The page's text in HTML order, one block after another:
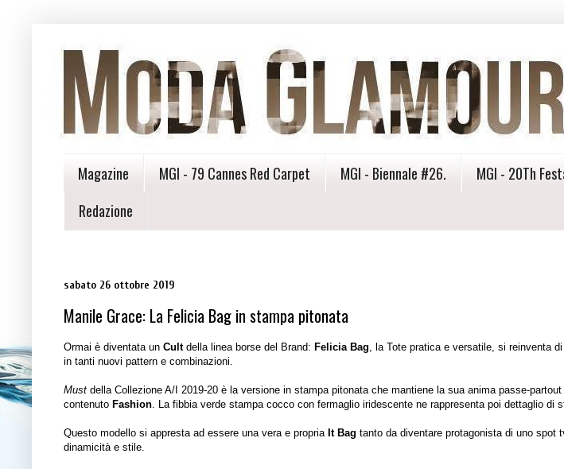
Magazine MGI - 79 Cannes Red Carpet MGI - Biennale #26. MGI - 20Th
Redazione
sabato 26 ottobre 2019
Manile Grace: La Felicia Bag in stampa pitonata
Ormai è diventata un Cultdella linea borse del Brand: Felicia Bag, la Tote pratica e versatile, si reinventa
in tanti nuovi pattern e combinazioni.
Must della Collezione A/I 2019-20 è la versione in stampa pitonata che mantiene la sua anima passe-
contenuto Fashion. La fibbia verde stampa cocco con fermaglio iridescente ne rappresenta poi dettaglio di
Questo modello si appresta ad essere una vera e propria It Bag tanto da diventare protagonista di uno spot
dinamicità e stile.